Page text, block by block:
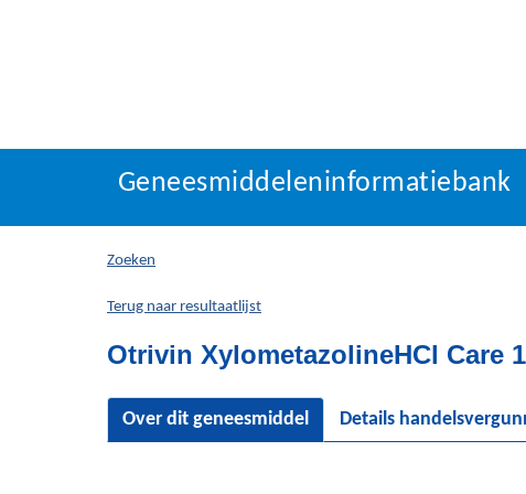
U
hier:
Geneesmiddeleninformatiebank
Zoeken
Terug naar resultaatlijst
Otrivin XylometazolineHCl Care
Over dit geneesmiddel Details